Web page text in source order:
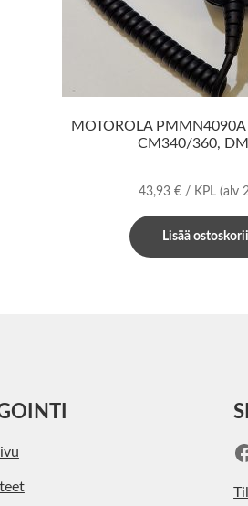
MOTOROLA
CM340/360,
43,93 €/ KPL (alv
Lisää